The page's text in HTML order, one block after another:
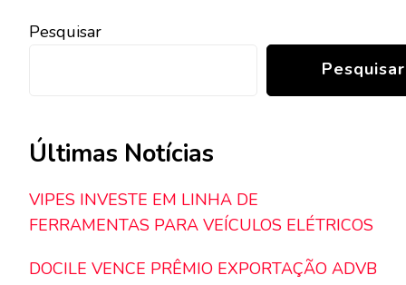
Pesquisar
Pesquisar
Últimas Notícias
VIPES INVESTE EM LINHA DE
FERRAMENTAS PARA VEÍCULOS ELÉTRICOS
DOCILE VENCE PRÊMIO EXPORTAÇÃO ADVB